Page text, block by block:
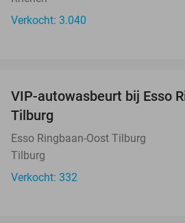
Verkocht: 3.040
VIP-autowasbeurt bij Esso
Tilburg
Esso Ringbaan-Oost Tilburg
Tilburg
Verkocht: 332